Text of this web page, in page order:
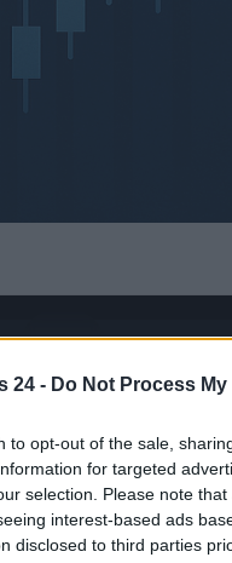
24 - Do Not Process
to opt-out of the sale,
for targeted
selection. Please note
interest-based ads
disclosed to third parties